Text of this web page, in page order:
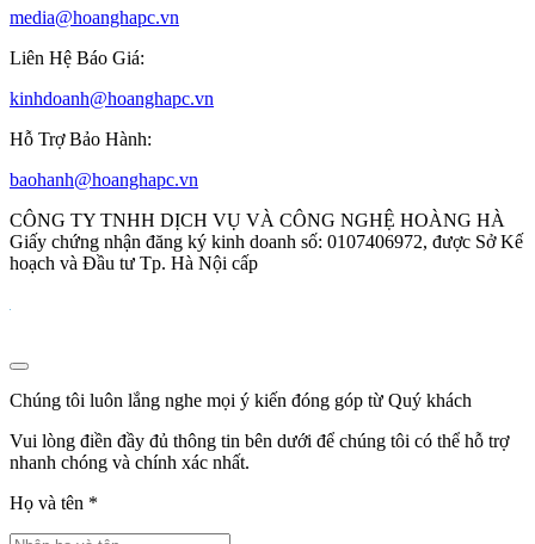
media@hoanghapc.vn
Liên Hệ Báo Giá:
kinhdoanh@hoanghapc.vn
Hỗ Trợ Bảo Hành:
baohanh@hoanghapc.vn
CÔNG TY TNHH DỊCH VỤ VÀ CÔNG NGHỆ HOÀNG HÀ
Giấy chứng nhận đăng ký kinh doanh số: 0107406972, được Sở Kế
hoạch và Đầu tư Tp. Hà Nội cấp
Chúng tôi luôn lắng nghe mọi ý kiến đóng góp từ Quý khách
Vui lòng điền đầy đủ thông tin bên dưới để chúng tôi có thể hỗ trợ
nhanh chóng và chính xác nhất.
Họ và tên *